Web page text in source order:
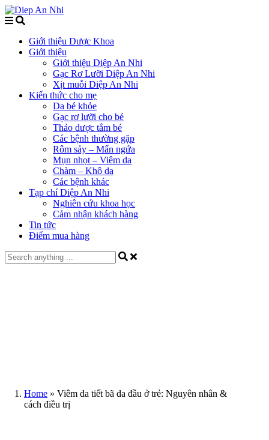
Giới thiệu Dược Khoa
Giới thiệu
Giới thiệu Diệp An Nhi
Gạc Rơ Lưỡi Diệp An Nhi
Xịt muỗi Diệp An Nhi
Kiến thức cho mẹ
Da bé khỏe
Gạc rơ lưỡi cho bé
Thảo dược tắm bé
Các bệnh thường gặp
Rôm sảy – Mẩn ngứa
Mụn nhọt – Viêm da
Chàm – Khô da
Các bệnh khác
Tạp chí Diệp An Nhi
Nghiên cứu khoa học
Cảm nhận khách hàng
Tin tức
Điểm mua hàng
Home » Viêm da tiết bã da đầu ở trẻ: Nguyên nhân &
cách điều trị